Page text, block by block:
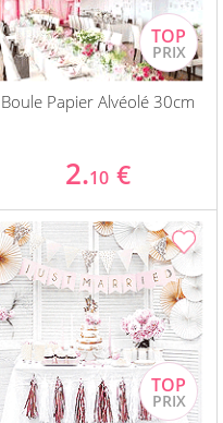
Boule Papier Alvéolé 30cm
2.10 €